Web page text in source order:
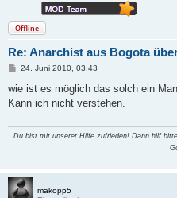
Offline
Re: Anarchist aus Bogota
B
i
r
24. Juni 2010, 03:43
wie ist es möglich das solch ein
Kann ich nicht verstehen.
Du bist mit unserer Hilfe zufrieden! Dann hilf
makopp5